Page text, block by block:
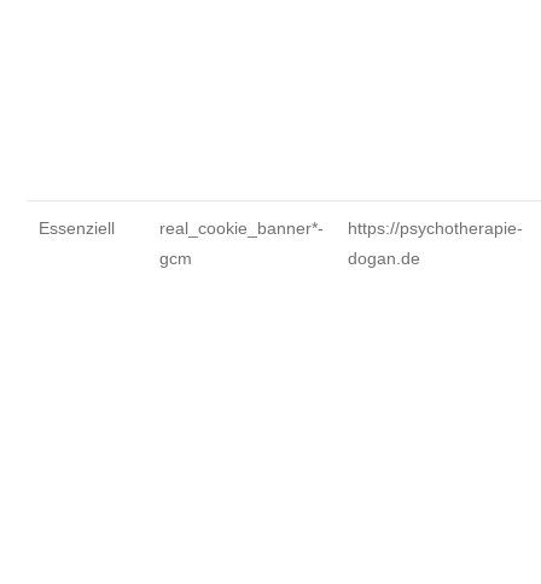
Essenziell
real_cookie_banner*-
gcm
https://psychotherapie-
dogan.de